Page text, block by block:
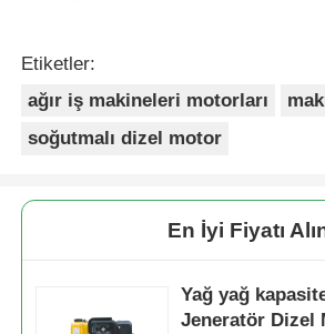
Etiketler:
ağır iş makineleri motorları
soğutmalı dizel motor
En İyi Fiyatı
Yağ yağ
Jeneratör Dizel